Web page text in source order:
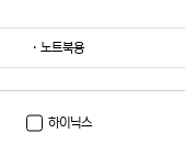
· 노트북용
하이닉스